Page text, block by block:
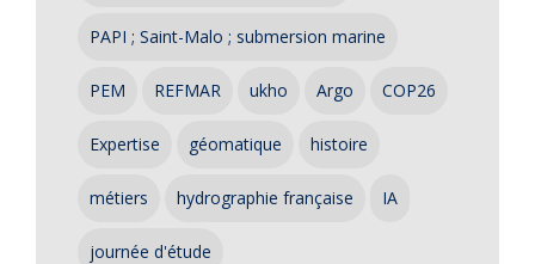
PAPI ; Saint-Malo ; submersion marine
PEM REFMAR ukho Argo COP26
Expertise géomatique histoire
métiers hydrographie française IA
journée d'étude